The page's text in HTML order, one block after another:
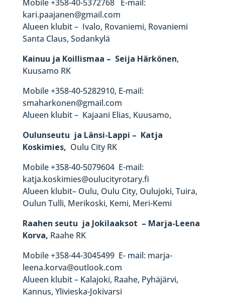
Mobile +358-40-5372768 E-mail:
kari.paajanen@gmail.com
Alueen klubit – Ivalo, Rovaniemi, Rovaniemi
Santa Claus, Sodankylä
Kainuu ja Koillismaa – Seija Härkönen,
Kuusamo RK
Mobile +358-40-5282910, E-mail:
smaharkonen@gmail.com
Alueen klubit – Kajaani Elias, Kuusamo,
Oulunseutu ja Länsi-Lappi – Katja
Koskimies, Oulu City RK
Mobile +358-40-5079604 E-mail:
katja.koskimies@oulucityrotary.fi
Alueen klubit– Oulu, Oulu City, Oulujoki, Tuira,
Oulun Tulli, Merikoski, Kemi, Meri-Kemi
Raahen seutu ja Jokilaaksot – Marja-Leena
Korva, Raahe RK
Mobile +358-44-3045499 E- mail: marja-
leena.korva@outlook.com
Alueen klubit – Kalajoki, Raahe, Pyhäjärvi,
Kannus, Ylivieska-Jokivarsi